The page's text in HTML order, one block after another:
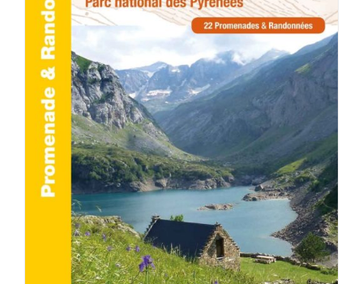
ACHETER LE PRODUIT DÉTAILS